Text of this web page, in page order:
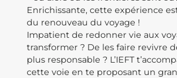
Enrichissante, cette expérience
du renouveau du voyage !
Impatient de redonner vie aux
transformer ? De les faire revivre
plus responsable ? L’IEFT
cette voie en te proposant un